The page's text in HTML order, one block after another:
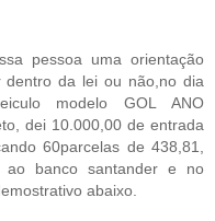
pessoa uma orientação
da lei ou não,no dia
modelo GOL ANO
dei 10.000,00 de entrada
60parcelas de 438,81,
banco santander e no
abaixo.